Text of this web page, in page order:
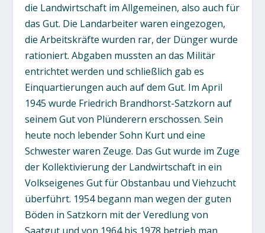
die Landwirtschaft im Allgemeinen, also auch für
das Gut. Die Landarbeiter waren eingezogen,
die Arbeitskräfte wurden rar, der Dünger wurde
rationiert. Abgaben mussten an das Militär
entrichtet werden und schließlich gab es
Einquartierungen auch auf dem Gut. Im April
1945 wurde Friedrich Brandhorst-Satzkorn auf
seinem Gut von Plünderern erschossen. Sein
heute noch lebender Sohn Kurt und eine
Schwester waren Zeuge. Das Gut wurde im Zuge
der Kollektivierung der Landwirtschaft in ein
Volkseigenes Gut für Obstanbau und Viehzucht
überführt. 1954 begann man wegen der guten
Böden in Satzkorn mit der Veredlung von